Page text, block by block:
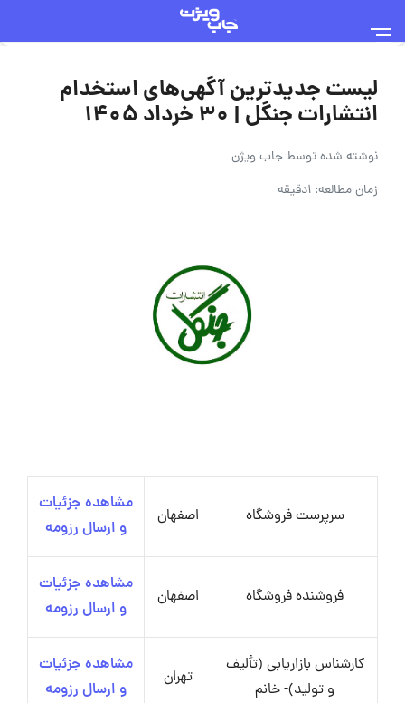
لیست جدیدترین آگهی‌های استخدام
انتشارات جنگل | ۳۰ خرداد ۱۴۰۵
نوشته شده توسطجاب ویژن
زمان مطالعه: 1دقیقه
سرپرست فروشگاه اصفهان
مشاهده جزئیات
و ارسال رزومه
فروشنده فروشگاه اصفهان
مشاهده جزئیات
و ارسال رزومه
کارشناس بازاریابی (تألیف
و تولید)- خانم
تهران
مشاهده جزئیات
و ارسال رزومه